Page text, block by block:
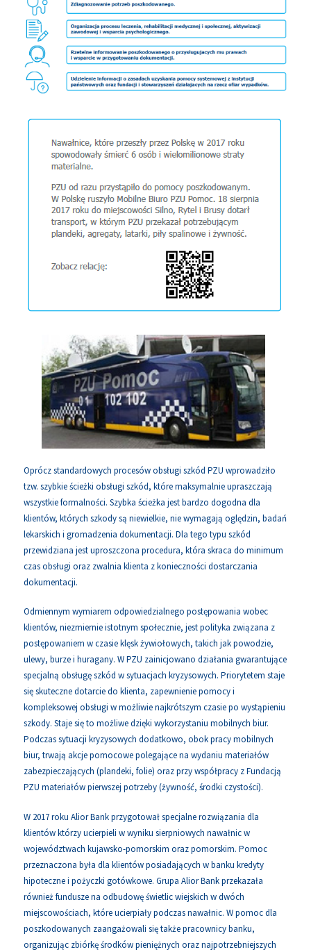
Oprócz standardowych procesów obsługi szkód PZU wprowadziło
tzw. szybkie ścieżki obsługi szkód, które maksymalnie upraszczają
wszystkie formalności. Szybka ścieżka jest bardzo dogodna dla
klientów, których szkody są niewielkie, nie wymagają oględzin, badań
lekarskich i gromadzenia dokumentacji. Dla tego typu szkód
przewidziana jest uproszczona procedura, która skraca do minimum
czas obsługi oraz zwalnia klienta z konieczności dostarczania
dokumentacji.
Odmiennym wymiarem odpowiedzialnego postępowania wobec
klientów, niezmiernie istotnym społecznie, jest polityka związana z
postępowaniem w czasie klęsk żywiołowych, takich jak powodzie,
ulewy, burze i huragany. W PZU zainicjowano działania gwarantujące
specjalną obsługę szkód w sytuacjach kryzysowych. Priorytetem staje
się skuteczne dotarcie do klienta, zapewnienie pomocy i
kompleksowej obsługi w możliwie najkrótszym czasie po wystąpieniu
szkody. Staje się to możliwe dzięki wykorzystaniu mobilnych biur.
Podczas sytuacji kryzysowych dodatkowo, obok pracy mobilnych
biur, trwają akcje pomocowe polegające na wydaniu materiałów
zabezpieczających (plandeki, folie) oraz przy współpracy z Fundacją
PZU materiałów pierwszej potrzeby (żywność, środki czystości).
W 2017 roku Alior Bank przygotował specjalne rozwiązania dla
klientów którzy ucierpieli w wyniku sierpniowych nawałnic w
województwach kujawsko-pomorskim oraz pomorskim. Pomoc
przeznaczona była dla klientów posiadających w banku kredyty
hipoteczne i pożyczki gotówkowe. Grupa Alior Bank przekazała
również fundusze na odbudowę świetlic wiejskich w dwóch
miejscowościach, które ucierpiały podczas nawałnic. W pomoc dla
poszkodowanych zaangażowali się także pracownicy banku,
organizując zbiórkę środków pieniężnych oraz najpotrzebniejszych